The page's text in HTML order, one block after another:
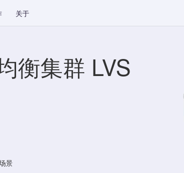
关于
衡集群 LVS
景